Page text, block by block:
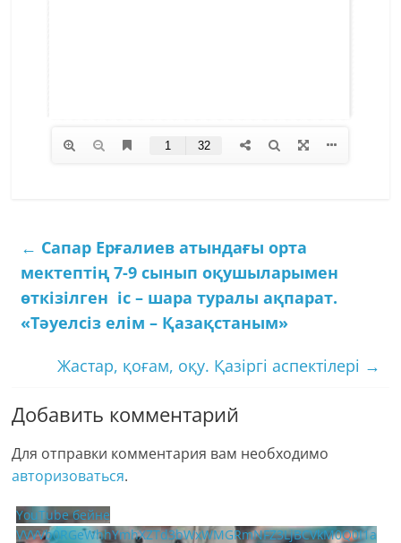
← Сапар Ерғалиев атындағы орта
мектептің 7-9 сынып оқушыларымен
өткізілген іс – шара туралы ақпарат.
«Тәуелсіз елім – Қазақстаным»
Жастар, қоғам, оқу. Қазіргі аспектілері →
Добавить комментарий
Для отправки комментария вам необходимо
авторизоваться.
YouTube бейне
VVVVb0RGeWhhYmhXZTd3bWxWMGRmNFZ3LjBCVkM0Q0I1a